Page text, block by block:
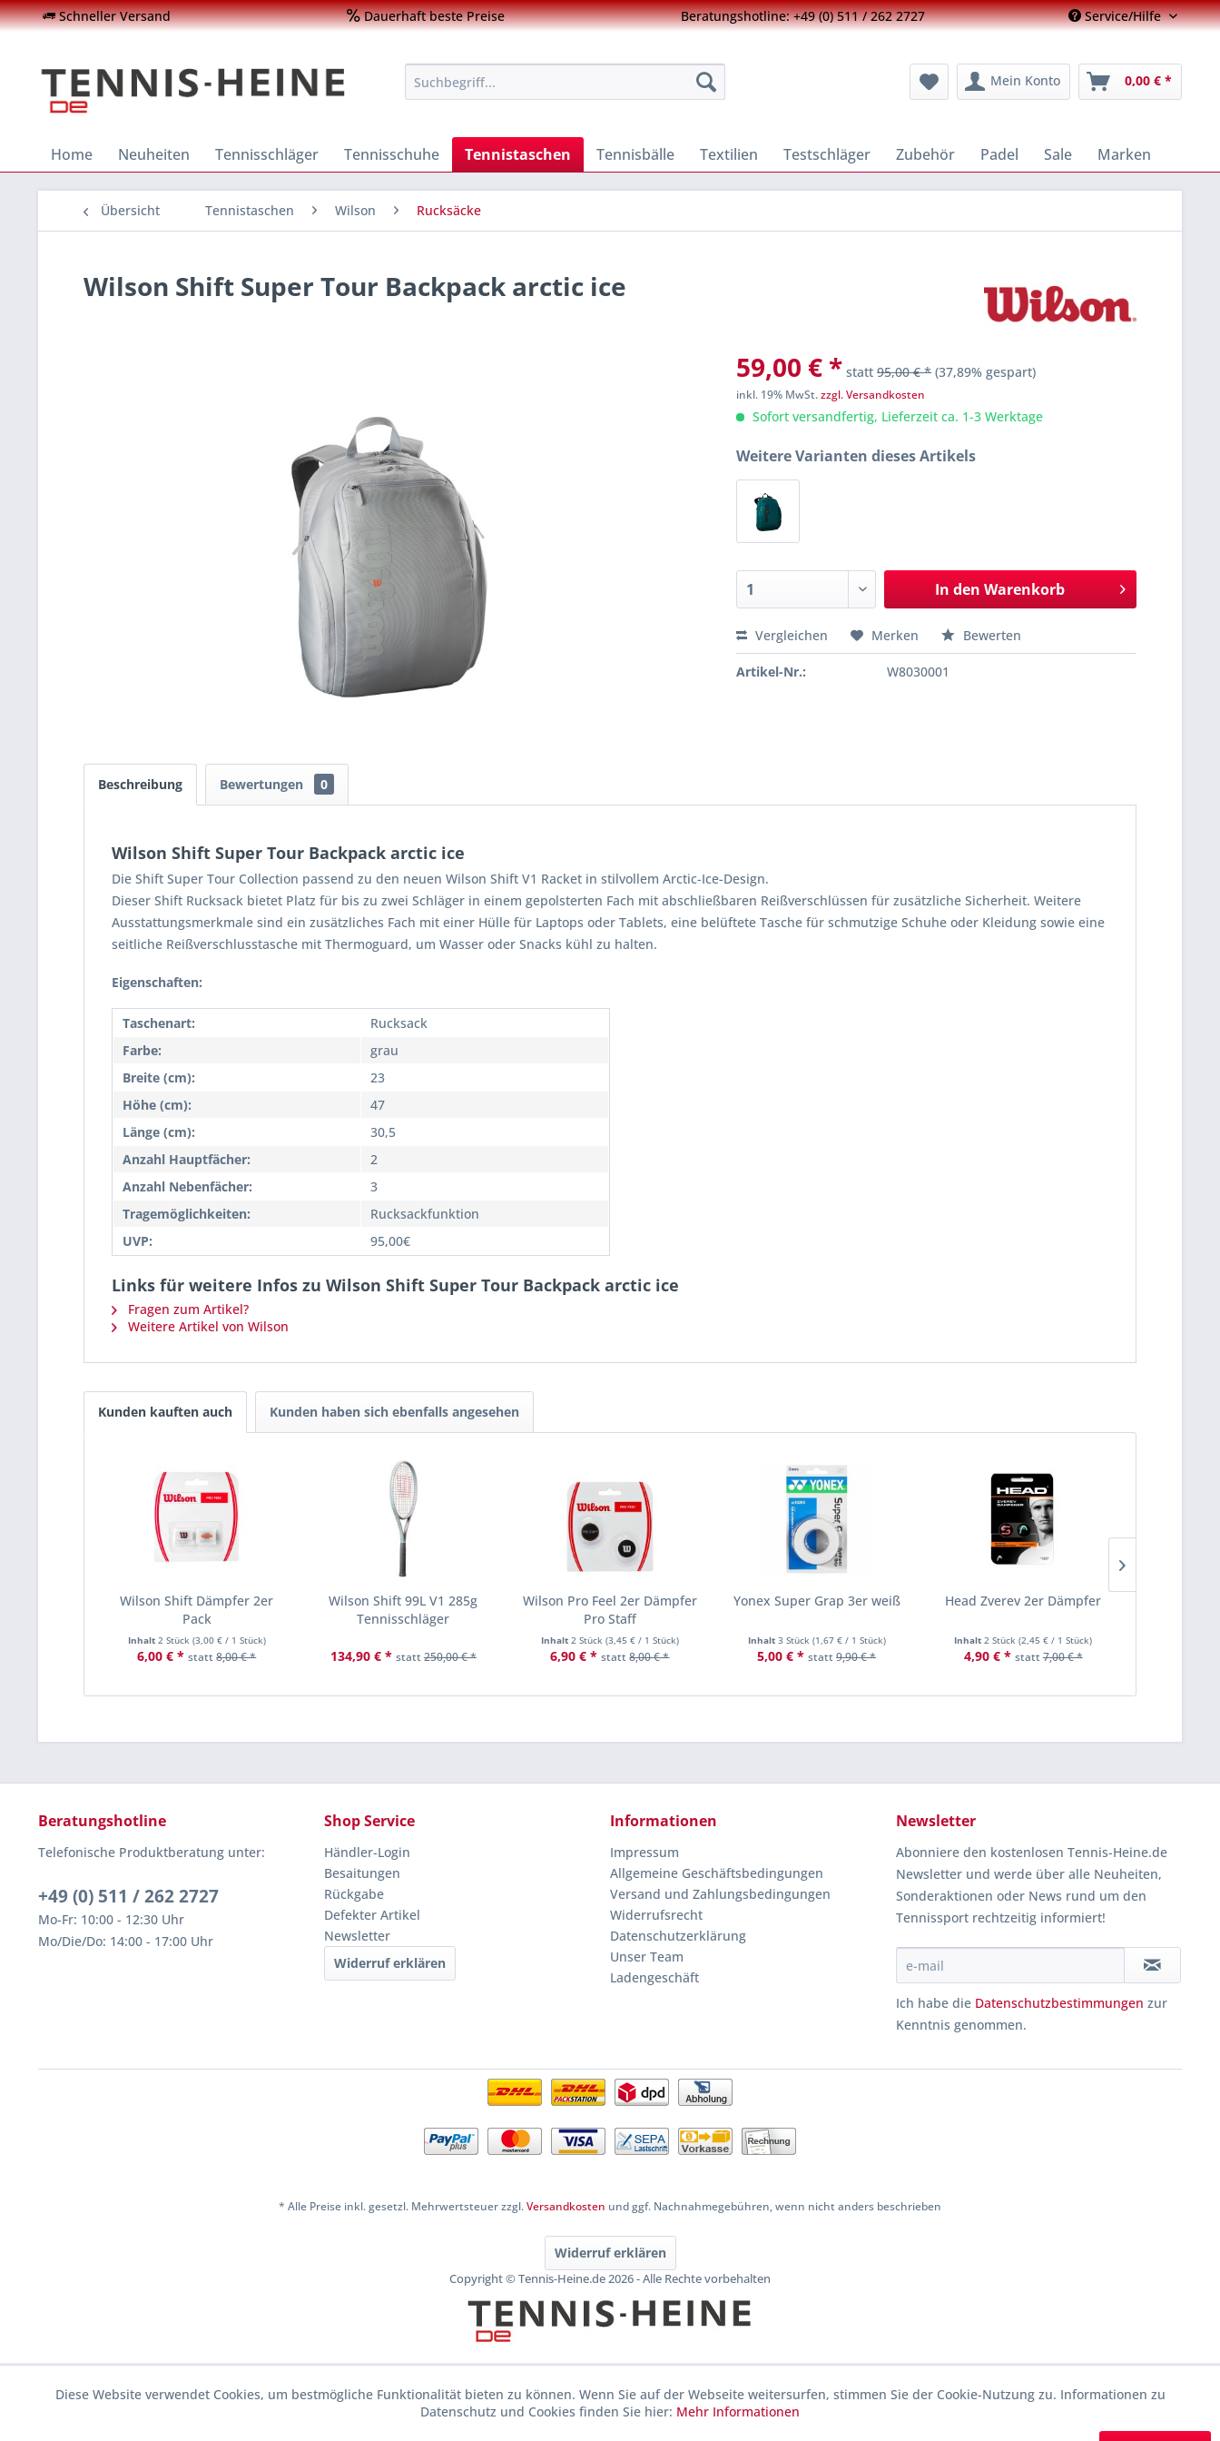
Schneller Versand Dauerhaft beste Preise Beratungshotline: +49 (0) 511 / 262 2727 Service/Hilfe
Mein Konto 0,00 € *
Home Neuheiten Tennisschläger Tennisschuhe Tennistaschen Tennisbälle Textilien Testschläger Zubehör Padel Sale Marken
Übersicht Tennistaschen Wilson Rucksäcke
Wilson Shift Super Tour Backpack arctic ice
59,00 € * statt95,00 € * (37,89% gespart)
inkl. 19% MwSt.zzgl. Versandkosten
Sofort versandfertig, Lieferzeit ca. 1-3 Werktage
Weitere Varianten dieses Artikels
In den Warenkorb
Vergleichen Merken Bewerten
Artikel-Nr.: W8030001
Beschreibung Bewertungen 0
Wilson Shift Super Tour Backpack arctic ice
Die Shift Super Tour Collection passend zu den neuen Wilson Shift V1 Racket in stilvollem Arctic-Ice-Design.
Dieser Shift Rucksack bietet Platz für bis zu zwei Schläger in einem gepolsterten Fach mit abschließbaren Reißverschlüssen für zusätzliche Sicherheit. Weitere
Ausstattungsmerkmale sind ein zusätzliches Fach mit einer Hülle für Laptops oder Tablets, eine belüftete Tasche für schmutzige Schuhe oder Kleidung sowie eine
seitliche Reißverschlusstasche mit Thermoguard, um Wasser oder Snacks kühl zu halten.
Eigenschaften:
Taschenart:
Rucksack
Farbe:
grau
Breite (cm):
23
Höhe (cm):
47
Länge (cm):
30,5
Anzahl Hauptfächer:
2
Anzahl Nebenfächer:
3
Tragemöglichkeiten:
Rucksackfunktion
UVP:
95,00€
Links für weitere Infos zu Wilson Shift Super Tour Backpack arctic ice
Fragen zum Artikel?
Weitere Artikel von Wilson
Kunden kauften auch Kunden haben sich ebenfalls angesehen
Wilson Shift Dämpfer 2er
Pack
Inhalt 2 Stück (3,00 €/ 1 Stück)
6,00 € * statt8,00 € *
Wilson Shift 99L V1 285g
Tennisschläger
134,90 € * statt250,00 € *
Wilson Pro Feel 2er Dämpfer
Pro Staff
Inhalt 2 Stück (3,45 €/ 1 Stück)
6,90 € * statt8,00 € *
Yonex Super Grap 3er weiß
Inhalt 3 Stück (1,67 €/ 1 Stück)
5,00 € * statt9,90 € *
Head Zverev 2er Dämpfer
Inhalt2 Stück(2,45 € / 1 Stück)
4,90 € * statt7,00 € *
Beratungshotline
Telefonische Produktberatung unter:
+49 (0) 511 / 262 2727
Mo-Fr: 10:00 - 12:30 Uhr
Mo/Die/Do: 14:00 - 17:00 Uhr
Shop Service
Händler-Login
Besaitungen
Rückgabe
Defekter Artikel
Newsletter
Widerruf erklären
Informationen
Impressum
Allgemeine Geschäftsbedingungen
Versand und Zahlungsbedingungen
Widerrufsrecht
Datenschutzerklärung
Unser Team
Ladengeschäft
Newsletter
Abonniere den kostenlosen Tennis-Heine.de
Newsletter und werde über alle Neuheiten,
Sonderaktionen oder News rund um den
Tennissport rechtzeitig informiert!
Ich habe die Datenschutzbestimmungen zur
Kenntnis genommen.
* Alle Preise inkl. gesetzl. Mehrwertsteuer zzgl.Versandkosten und ggf. Nachnahmegebühren, wenn nicht anders beschrieben
Widerruf erklären
Copyright © Tennis-Heine.de 2026 - Alle Rechte vorbehalten
Diese Website verwendet Cookies, um bestmögliche Funktionalität bieten zu können. Wenn Sie auf der Webseite weitersurfen, stimmen Sie der Cookie-Nutzung zu. Informationen zu
Datenschutz und Cookies finden Sie hier: Mehr Informationen